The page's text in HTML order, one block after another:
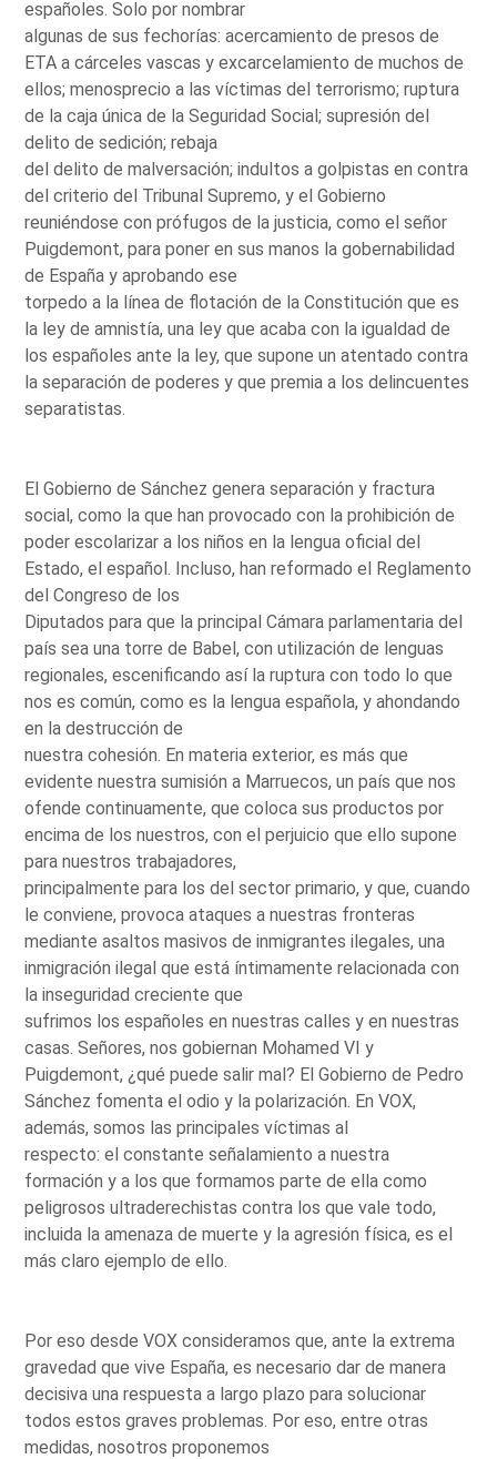
españoles. Solo por nombrar
algunas de sus fechorías: acercamiento de presos de
ETA a cárceles vascas y excarcelamiento de muchos de
ellos; menosprecio a las víctimas del terrorismo; ruptura
de la caja única de la Seguridad Social; supresión del
delito de sedición; rebaja
del delito de malversación; indultos a golpistas en contra
del criterio del Tribunal Supremo, y el Gobierno
reuniéndose con prófugos de la justicia, como el señor
Puigdemont, para poner en sus manos la gobernabilidad
de España y aprobando ese
torpedo a la línea de flotación de la Constitución que es
la ley de amnistía, una ley que acaba con la igualdad de
los españoles ante la ley, que supone un atentado contra
la separación de poderes y que premia a los delincuentes
separatistas.
El Gobierno de Sánchez genera separación y fractura
social, como la que han provocado con la prohibición de
poder escolarizar a los niños en la lengua oficial del
Estado, el español. Incluso, han reformado el Reglamento
del Congreso de los
Diputados para que la principal Cámara parlamentaria del
país sea una torre de Babel, con utilización de lenguas
regionales, escenificando así la ruptura con todo lo que
nos es común, como es la lengua española, y ahondando
en la destrucción de
nuestra cohesión. En materia exterior, es más que
evidente nuestra sumisión a Marruecos, un país que nos
ofende continuamente, que coloca sus productos por
encima de los nuestros, con el perjuicio que ello supone
para nuestros trabajadores,
principalmente para los del sector primario, y que, cuando
le conviene, provoca ataques a nuestras fronteras
mediante asaltos masivos de inmigrantes ilegales, una
inmigración ilegal que está íntimamente relacionada con
la inseguridad creciente que
sufrimos los españoles en nuestras calles y en nuestras
casas. Señores, nos gobiernan Mohamed VI y
Puigdemont, ¿qué puede salir mal? El Gobierno de Pedro
Sánchez fomenta el odio y la polarización. En VOX,
además, somos las principales víctimas al
respecto: el constante señalamiento a nuestra
formación y a los que formamos parte de ella como
peligrosos ultraderechistas contra los que vale todo,
incluida la amenaza de muerte y la agresión física, es el
más claro ejemplo de ello.
Por eso desde VOX consideramos que, ante la extrema
gravedad que vive España, es necesario dar de manera
decisiva una respuesta a largo plazo para solucionar
todos estos graves problemas. Por eso, entre otras
medidas, nosotros proponemos